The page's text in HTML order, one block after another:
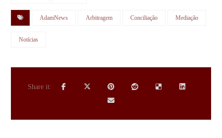
AdamNews Arbitragem Conciliação Mediação
Notícias